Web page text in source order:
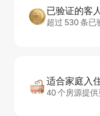
已验证的客
超过 530 条已
适合家庭入
40 个房源提